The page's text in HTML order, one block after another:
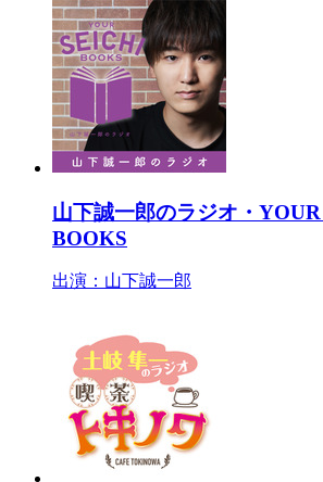
山下誠一郎のラジオ・
BOOKS
出演：山下誠一郎